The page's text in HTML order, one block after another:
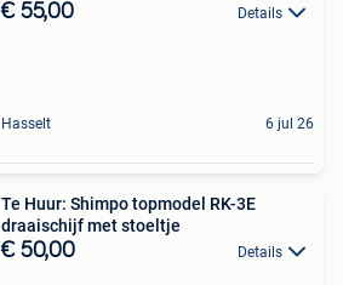
€ 55,00 Details
Hasselt 6 jul 26
Te Huur: Shimpo topmodel RK-3E
draaischijf met stoeltje
€ 50,00 Details